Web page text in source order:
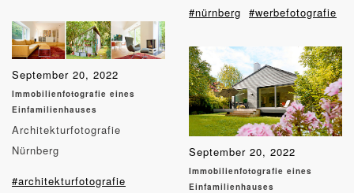
September 20, 2022
Immobilienfotografie eines
Einfamilienhauses
Architekturfotografie
Nürnberg
#architekturfotografie
#nürnberg #werbefotografie
September 20, 2022
Immobilienfotografie eines
Einfamilienhauses